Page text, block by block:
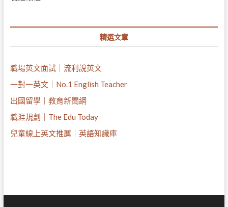
精選文章
職場英文面試｜流利說英文
一對一英文｜No.1 English Teacher
出國留學｜教育新聞網
職涯規劃｜The Edu Today
兒童線上英文推薦｜英語知識庫